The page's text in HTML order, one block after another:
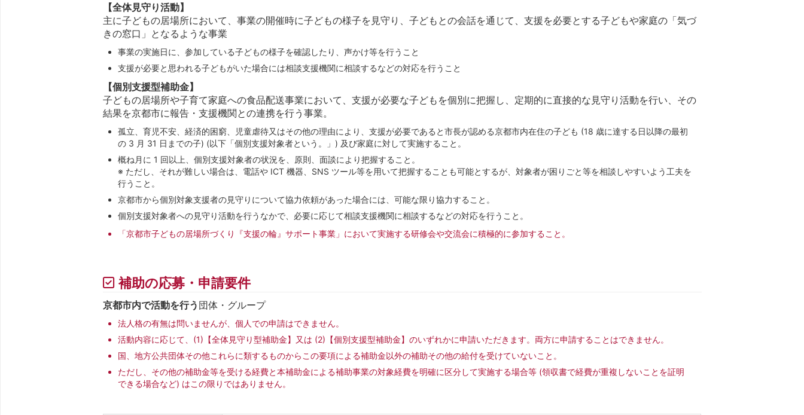
【全体見守り活動】
主に子どもの居場所において、事業の開催時に子どもの様子を見守り、子どもとの会話を通じて、支援を必要とする子どもや家庭の「気づ
きの窓口」となるような事業
事業の実施日に、参加している子どもの様子を確認したり、声かけ等を行うこと
支援が必要と思われる子どもがいた場合には相談支援機関に相談するなどの対応を行うこと
【個別支援型補助金】
子どもの居場所や子育て家庭への食品配送事業において、支援が必要な子どもを個別に把握し、定期的に直接的な見守り活動を行い、その
結果を京都市に報告・支援機関との連携を行う事業。
孤立、育児不安、経済的困窮、児童虐待又はその他の理由により、支援が必要であると市長が認める京都市内在住の子ども (18 歳に達する日以降の最初
の 3 月 31 日までの子) (以下「個別支援対象者という。」) 及び家庭に対して実施すること。
概ね月に 1 回以上、個別支援対象者の状況を、原則、面談により把握すること。
※ ただし、それが難しい場合は、電話や ICT 機器、SNS ツール等を用いて把握することも可能とするが、対象者が困りごと等を相談しやすいよう工夫を
行うこと。
京都市から個別対象支援者の見守りについて協力依頼があった場合には、可能な限り協力すること。
個別支援対象者への見守り活動を行うなかで、必要に応じて相談支援機関に相談するなどの対応を行うこと。
「京都市子どもの居場所づくり『支援の輪』サポート事業」において実施する研修会や交流会に積極的に参加すること。
補助の応募・申請要件
京都市内で活動を行う 団体・グループ
法人格の有無は問いませんが、個人での申請はできません。
活動内容に応じて、(1)【全体見守り型補助金】又は (2)【個別支援型補助金】のいずれかに申請いただきます。両方に申請することはできません。
国、地方公共団体その他これらに類するものからこの要項による補助金以外の補助その他の給付を受けていないこと。
ただし、その他の補助金等を受ける経費と本補助金による補助事業の対象経費を明確に区分して実施する場合等 (領収書で経費が重複しないことを証明
できる場合など) はこの限りではありません。